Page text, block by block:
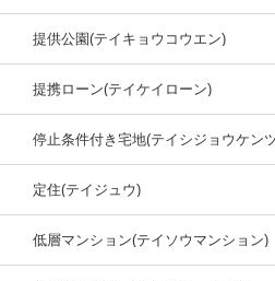
提供公園(テイキョウコウエン)
提携ローン(テイケイローン)
停止条件付き宅地(テイシジョウケン
定住(テイジュウ)
低層マンション(テイソウマンション)